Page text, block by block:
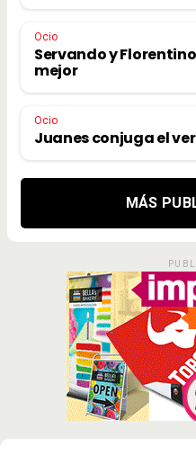
Ocio
Servando y
mejor
Ocio
Juanes conjuga el
MÁS